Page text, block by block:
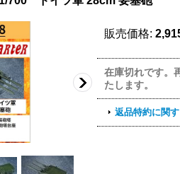
販売価格:
在庫切れです。
たします。
返品特約に関